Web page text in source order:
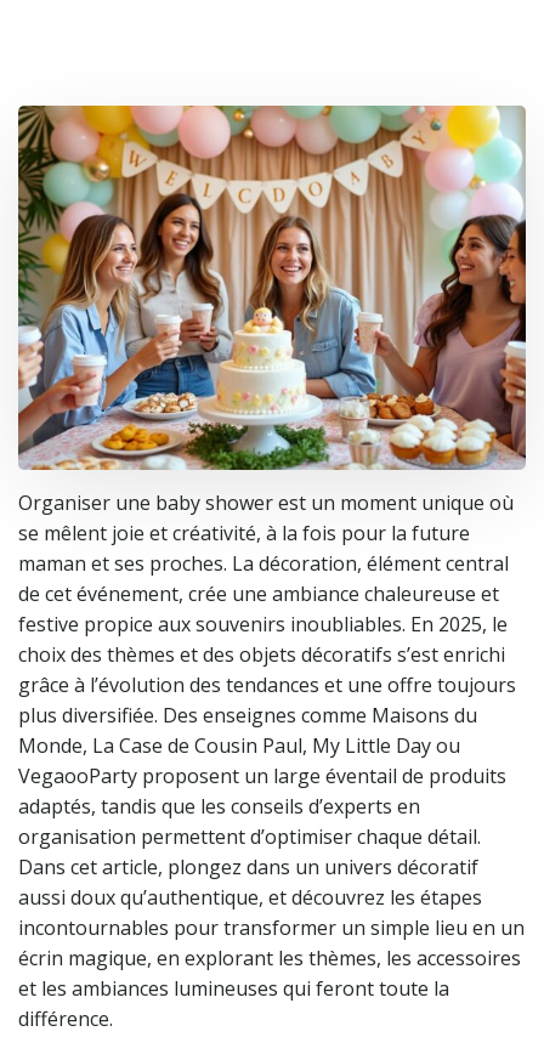
Organiser une baby shower est un moment unique où
se mêlent joie et créativité, à la fois pour la future
maman et ses proches. La décoration, élément central
de cet événement, crée une ambiance chaleureuse et
festive propice aux souvenirs inoubliables. En 2025, le
choix des thèmes et des objets décoratifs s’est enrichi
grâce à l’évolution des tendances et une offre toujours
plus diversifiée. Des enseignes comme Maisons du
Monde, La Case de Cousin Paul, My Little Day ou
VegaooParty proposent un large éventail de produits
adaptés, tandis que les conseils d’experts en
organisation permettent d’optimiser chaque détail.
Dans cet article, plongez dans un univers décoratif
aussi doux qu’authentique, et découvrez les étapes
incontournables pour transformer un simple lieu en un
écrin magique, en explorant les thèmes, les accessoires
et les ambiances lumineuses qui feront toute la
différence.